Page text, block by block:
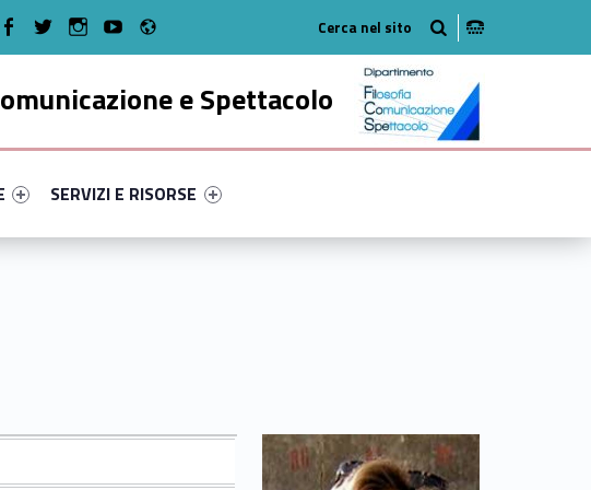
e Spettacolo
primary-33340-52
Link identifier #link-menu-primary-38578-63
SERVIZI E RISORSE
WebMan on Facebook
WebMan on TwitterWebMan on Instagram
WebMan on Youtube